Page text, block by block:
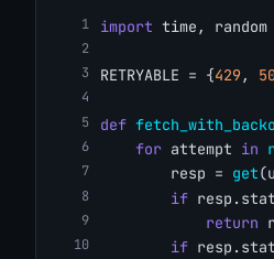
import time, random
RETRYABLE = {429,
def
for attempt in
        resp =
get
if
return
if